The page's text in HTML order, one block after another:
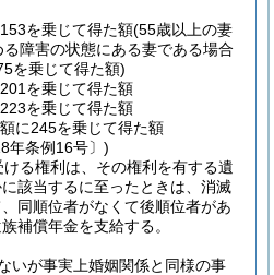
を乗じて得た額(55歳以上の妻
る障害の状態にある妻である場合
を乗じて得た額)
を乗じて得た額
を乗じて得た額
に245を乗じて得た額
年条例16号〕)
る権利は、その権利を有する遺
該当するに至ったときは、消滅
同順位者がなくて後順位者があ
補償年金を支給する。
いが事実上婚姻関係と同様の事